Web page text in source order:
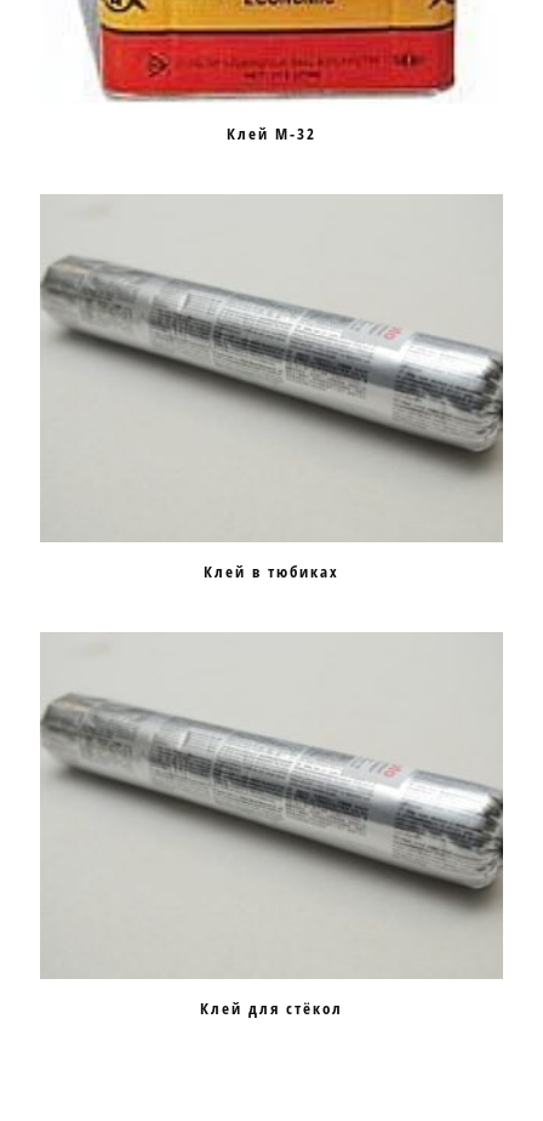
Клей M-32
Клей в тюбиках
Клей для стёкол